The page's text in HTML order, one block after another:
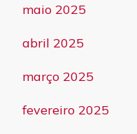
maio 2025
abril 2025
março 2025
fevereiro 2025